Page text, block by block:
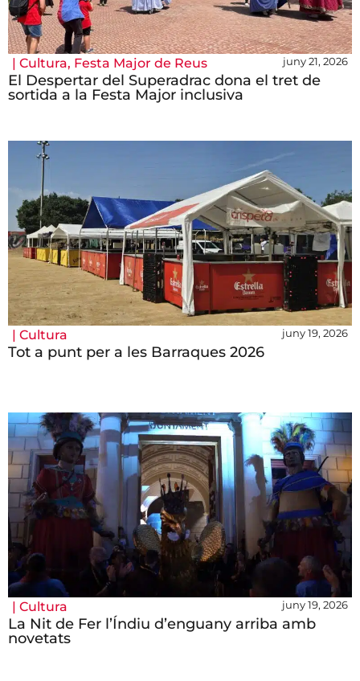
| Cultura, Festa Major de Reus juny 21, 2026
El Despertar del Superadrac dona el tret de
sortida a la Festa Major inclusiva
| Cultura juny 19, 2026
Tot a punt per a les Barraques 2026
| Cultura juny 19, 2026
La Nit de Fer l’Índiu d’enguany arriba amb
novetats